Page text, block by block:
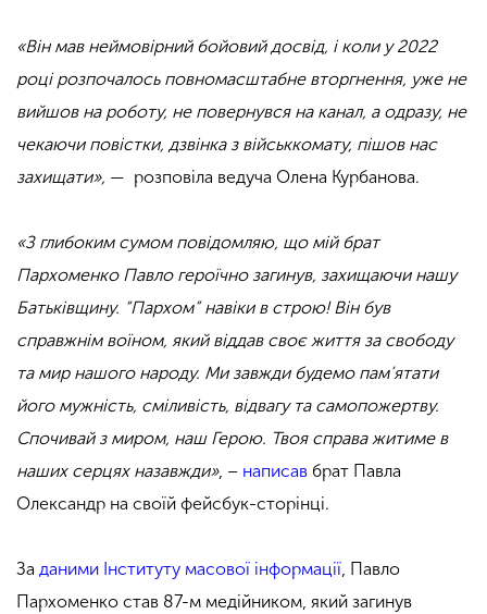
«Він мав неймовірний бойовий досвід, і коли у 2022
році розпочалось повномасштабне вторгнення, уже не
вийшов на роботу, не повернувся на канал, а одразу, не
чекаючи повістки, дзвінка з військкомату, пішов нас
захищати», — розповіла ведуча Олена Курбанова.
«З глибоким сумом повідомляю, що мій брат
Пархоменко Павло героїчно загинув, захищаючи нашу
Батьківщину. “Пархом” навіки в строю! Він був
справжнім воїном, який віддав своє життя за свободу
та мир нашого народу. Ми завжди будемо пам’ятати
його мужність, сміливість, відвагу та самопожертву.
Спочивай з миром, наш Герою. Твоя справа житиме в
наших серцях назавжди», – написав брат Павла
Олександр на своїй фейсбук-сторінці.
За даними Інституту масової інформації, Павло
Пархоменко став 87-м медійником, який загинув